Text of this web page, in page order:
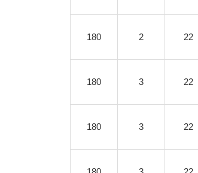
180 2 22
180 3 22
180 3 22